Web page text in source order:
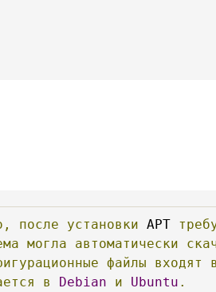
после установки APT
могла автоматически
файлы входят в
в Debian и Ubuntu .